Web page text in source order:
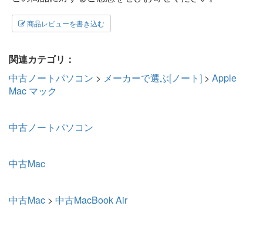
商品レビューを書き込む
関連カテゴリ：
中古ノートパソコン > メーカーで選ぶ[ノート] > Apple
Mac マック
中古ノートパソコン
中古Mac
中古Mac > 中古MacBook Air